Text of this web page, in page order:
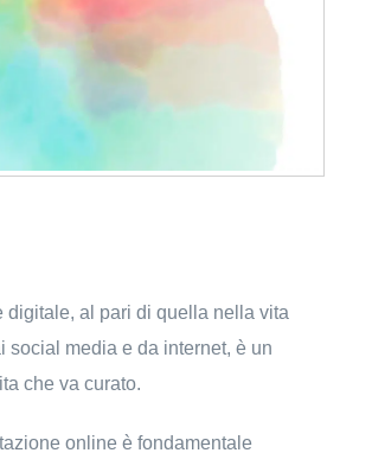
digitale, al pari di quella nella vita
social media e da internet, è un
che va curato.
online è fondamentale